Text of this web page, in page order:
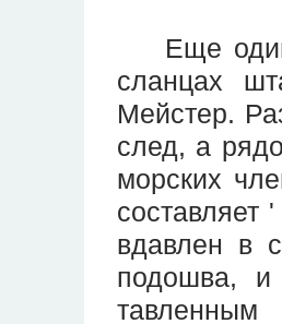
Еще один
сланцах
Мейстер.
след, а
морских
составляет
вдавлен в
подошва, и